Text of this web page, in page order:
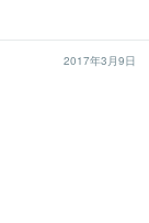
2017年3月9日